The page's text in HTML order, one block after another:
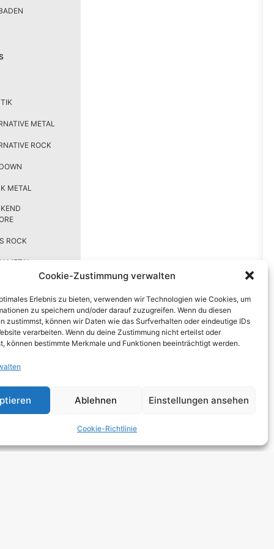
Cookie-Zustimmung verwalten
Erlebnis zu bieten, verwenden wir Technologien wie Cookies, um
zu speichern und/oder darauf zuzugreifen. Wenn du diesen
zustimmst, können wir Daten wie das Surfverhalten oder eindeutige IDs
verarbeiten. Wenn du deine Zustimmung nicht erteilst oder
können bestimmte Merkmale und Funktionen beeinträchtigt werden.
Ablehnen Einstellungen ansehen
Cookie-Richtlinie
METAL
ROCK
METAL
ROCK
METAL
ROCK